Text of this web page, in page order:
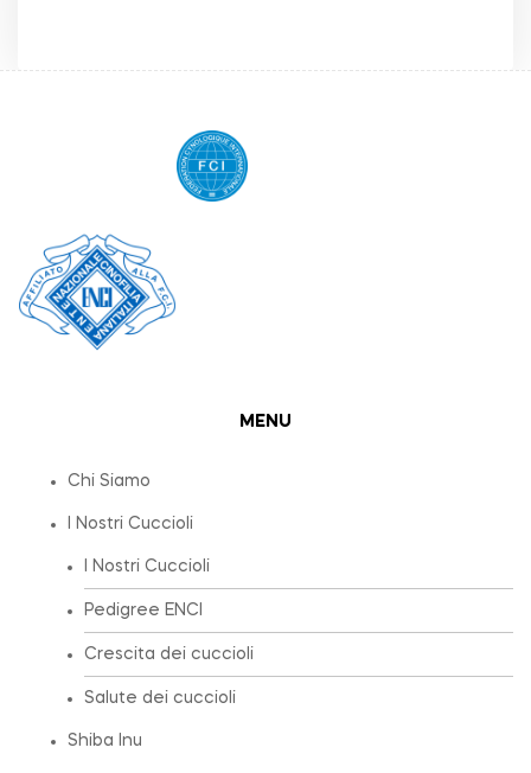
MENU
Chi Siamo
I Nostri Cuccioli
I Nostri Cuccioli
Pedigree ENCI
Crescita dei cuccioli
Salute dei cuccioli
Shiba Inu